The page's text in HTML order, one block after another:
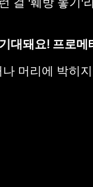
대돼요! 프로
머리에 박히